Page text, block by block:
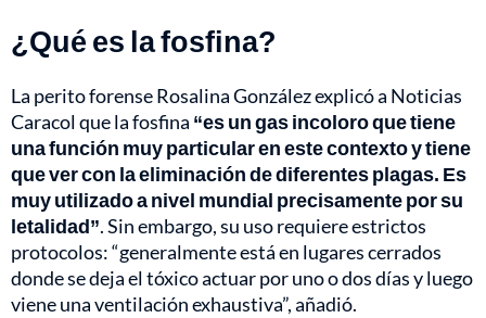
¿Qué es la fosfina?
La perito forense Rosalina González explicó a Noticias
Caracol que la fosfina “es un gas incoloro que tiene
una función muy particular en este contexto y tiene
que ver con la eliminación de diferentes plagas. Es
muy utilizado a nivel mundial precisamente por su
letalidad”. Sin embargo, su uso requiere estrictos
protocolos: “generalmente está en lugares cerrados
donde se deja el tóxico actuar por uno o dos días y luego
viene una ventilación exhaustiva”, añadió.